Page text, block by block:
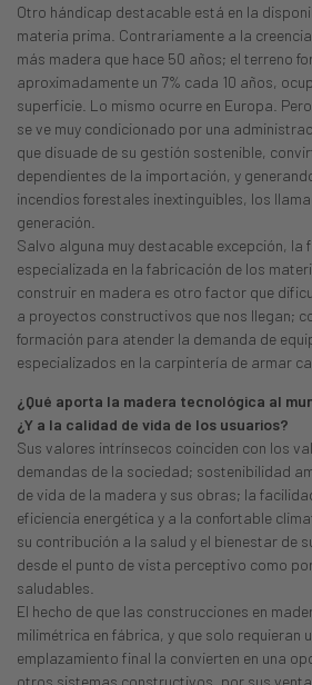
Otro hándicap destacable está en la
materia prima. Contrariamente a la
más madera que hace 50 años; el terreno
aproximadamente un 7% cada 10 años,
superficie. Lo mismo ocurre en Europa.
se ve muy condicionado por una
que disuade de su gestión sostenible,
dependientes de la importación, y
incendios forestales inextinguibles, los
generación.
Salvo alguna muy destacable excepción, la
especializada en la fabricación de los
construir en madera es otro factor que
a proyectos constructivos que nos llegan;
formación para atender la demanda de
especializados en la carpintería de armar
¿Qué aporta la madera tecnológica al
¿Y a la calidad de vida de los usuarios?
Sus valores intrínsecos coinciden con los
demandas de la sociedad; sostenibilidad
de vida de la madera y sus obras; la
eficiencia energética y a la confortable
su contribución a la salud y el bienestar de
desde el punto de vista perceptivo como
saludables.
El hecho de que las construcciones en
milimétrica en fábrica, y que solo requieran
emplazamiento final la convierten en una
otros sistemas constructivos, por sus